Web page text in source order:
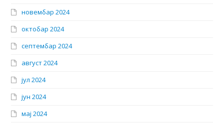
новембар 2024
октобар 2024
септембар 2024
август 2024
јул 2024
јун 2024
мај 2024